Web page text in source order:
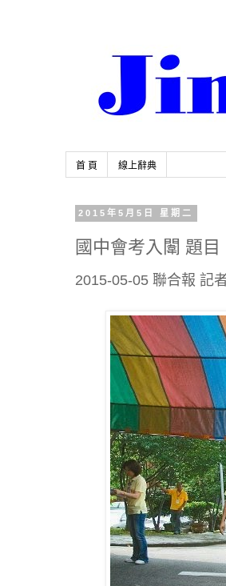
首 頁 線上辭典
2015年5月5日 星期二
國中會考入闈 題目
2015-05-05 聯合報 記